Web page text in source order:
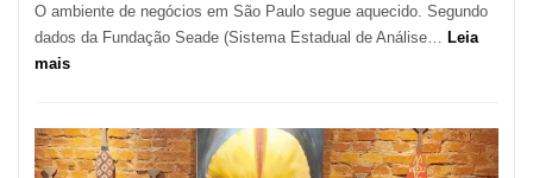
O ambiente de negócios em São Paulo segue aquecido. Segundo
dados da Fundação Seade (Sistema Estadual de Análise… Leia
mais:
Registra
Mais